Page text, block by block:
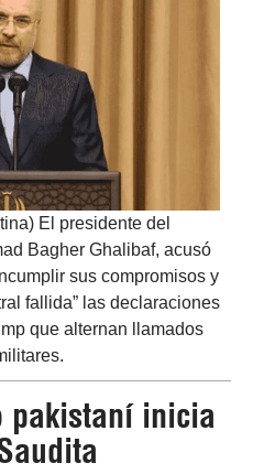
El presidente del
Bagher Ghalibaf, acusó
sus compromisos y
fallida” las declaraciones
que alternan llamados
pakistaní inicia